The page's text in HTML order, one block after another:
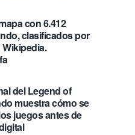
con 6.412
clasificados por
del Legend of
muestra cómo se
juegos antes de